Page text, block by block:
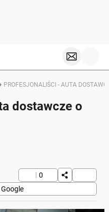
PROFESJONALIŚCI - AUTA
dostawcze o
0